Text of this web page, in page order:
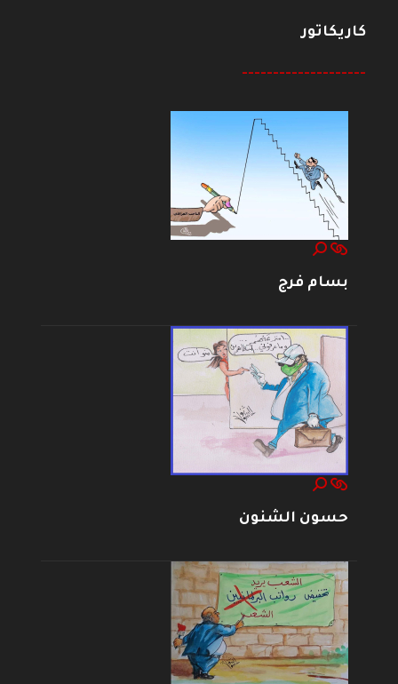
كاريكاتور
--------------------
بسام فرج
حسون الشنون